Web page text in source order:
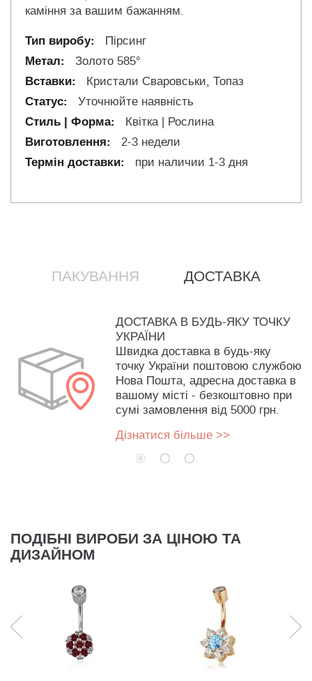
каміння за вашим бажанням.
Пірсинг
Золото 585°
Кристали Сваровськи, Топаз
Уточнюйте наявність
Квітка | Рослина
2-3 недели
при наличии 1-3 дня
ПАКУВАННЯ ДОСТАВКА
ДОСТАВКА В БУДЬ-ЯКУ ТОЧКУ
УКРАЇНИ
Швидка доставка в будь-яку
точку України поштовою службою
Нова Пошта, адресна доставка в
вашому місті - безкоштовно при
сумі замовлення від 5000 грн.
Дізнатися більше >>
ПОДІБНІ ВИРОБИ ЗА ЦІНОЮ ТА
ДИЗАЙНОМ